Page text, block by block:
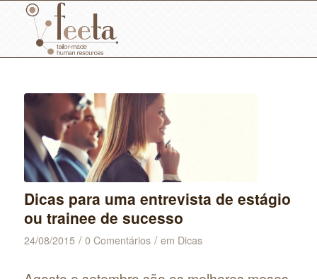
Dicas para uma entrevista de estágio
ou trainee de sucesso
24/08/2015 / 0 Comentários / em Dicas